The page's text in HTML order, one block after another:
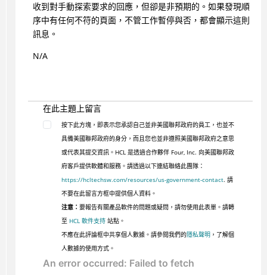
收到對手動探索要求的回應，但卻是非預期的。如果發現順
序中有任何不符的頁面，不管工作暫停與否，都會顯示這則
訊息。
N/A
在此主題上留言
按下此方塊，即表示您承認自己並非美國聯邦政府的員工，也並不
具備美國聯邦政府的身分，而且您也並非遵照美國聯邦政府之意思
或代表其提交資訊。HCL 是透過合作夥伴 Four, Inc. 向美國聯邦政
府客戶提供軟體和服務。請透過以下連結聯絡此團隊：
https://hcltechsw.com/resources/us-government-contact. 請
不要在此留言方框中提供個人資料。
注意： 要報告有關產品軟件的問題或疑問，請勿使用此表單。請轉
至 HCL 軟件支持站點。
不應在此評論框中共享個人數據。請參閱我們的隱私聲明 ，了解個
人數據的使用方式。